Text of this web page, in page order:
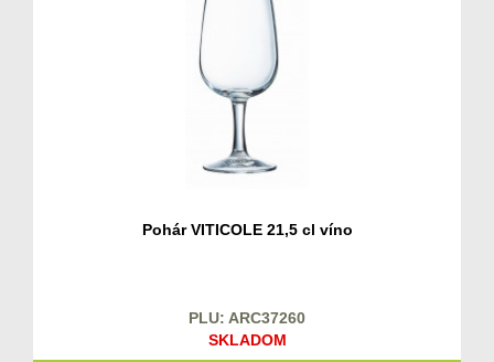
Pohár VITICOLE 21,5 cl víno
PLU: ARC37260
SKLADOM